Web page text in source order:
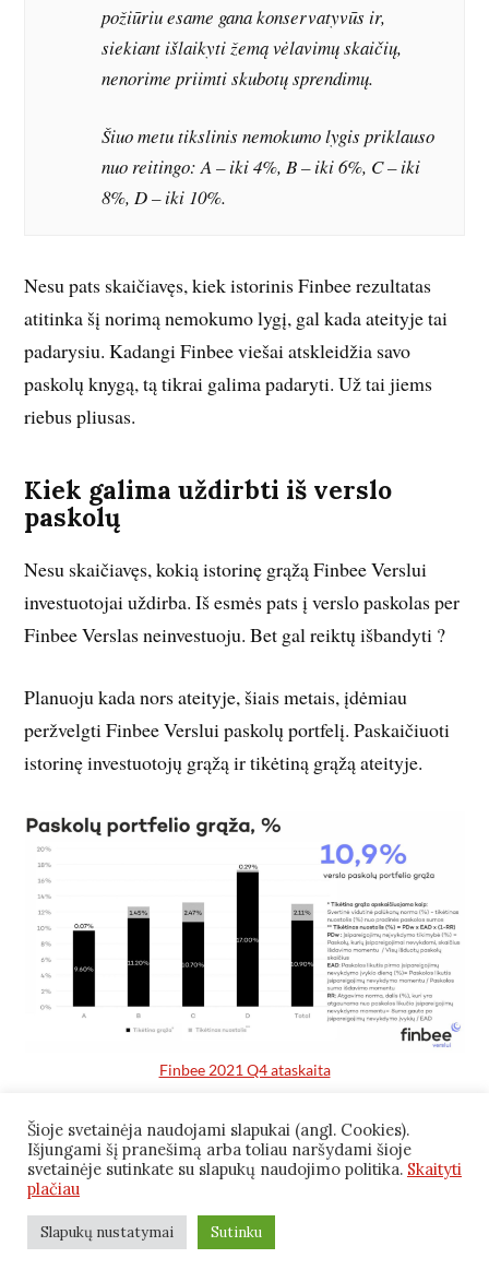
požiūriu esame gana konservatyvūs ir,
siekiant išlaikyti žemą vėlavimų skaičių,
nenorime priimti skubotų sprendimų.
Šiuo metu tikslinis nemokumo lygis priklauso
nuo reitingo: A – iki 4%, B – iki 6%, C – iki
8%, D – iki 10%.
Nesu pats skaičiavęs, kiek istorinis Finbee rezultatas
atitinka šį norimą nemokumo lygį, gal kada ateityje tai
padarysiu. Kadangi Finbee viešai atskleidžia savo
paskolų knygą, tą tikrai galima padaryti. Už tai jiems
riebus pliusas.
Kiek galima uždirbti iš verslo
paskolų
Nesu skaičiavęs, kokią istorinę grąžą Finbee Verslui
investuotojai uždirba. Iš esmės pats į verslo paskolas per
Finbee Verslas neinvestuoju. Bet gal reiktų išbandyti ?
Planuoju kada nors ateityje, šiais metais, įdėmiau
peržvelgti Finbee Verslui paskolų portfelį. Paskaičiuoti
istorinę investuotojų grąžą ir tikėtiną grąžą ateityje.
Finbee 2021 Q4 ataskaita
Šiuo metu viskas ką žinau, tai Finbee Verslui reklaminė
informacija. Anot jos, vidutinės verslo paskolos
palūkanos 13,01%, tikėtinas verslo paskolos nuostolis
2,11%, o reali tikėtina grąža po nemokų 10,90%.
Šioje svetainėja naudojami slapukai (angl. Cookies).
Išjungami šį pranešimą arba toliau naršydami šioje
svetainėje sutinkate su slapukų naudojimo politika. Skaityti
plačiau
Slapukų nustatymai Sutinku